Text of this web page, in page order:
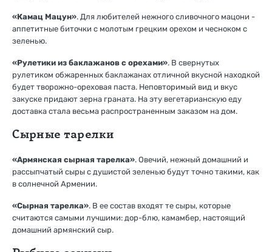
«Камац Мацун». Для любителей нежного сливочного мацони -
аппетитные биточки с молотым грецким орехом и чесноком с
зеленью.
«Рулетики из баклажанов с орехами». В свернутых
рулетиком обжаренных баклажанах отличной вкусной находкой
будет творожно-ореховая паста. Неповторимый вид и вкус
закуске придают зерна граната. На эту вегетарианскую еду
доставка стала весьма распространенным заказом на дом.
Сырные тарелки
«Армянская сырная тарелка». Овечий, нежный домашний и
рассыпчатый сыры с душистой зеленью будут точно такими, как
в солнечной Армении.
«Сырная тарелка». В ее состав входят те сыры, которые
считаются самыми лучшими: дор-блю, камамбер, настоящий
домашний армянский сыр.